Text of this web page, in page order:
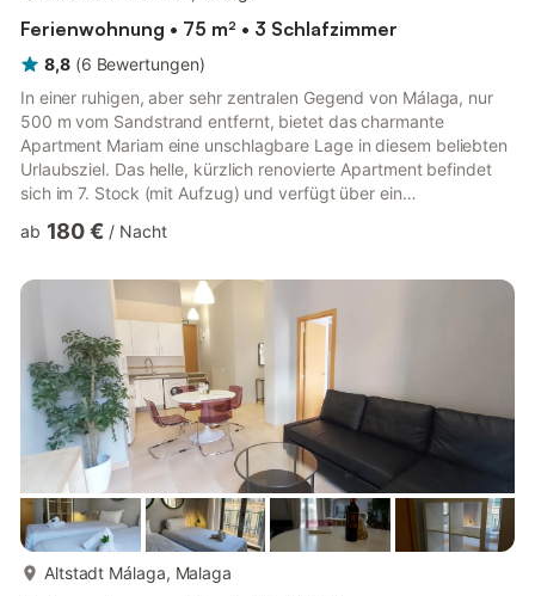
Ferienwohnung • 75 m² • 3 Schlafzimmer
8,8 (6 Bewertungen)
In einer ruhigen, aber sehr zentralen Gegend von Málaga, nur
500 m vom Sandstrand entfernt, bietet das charmante
Apartment Mariam eine unschlagbare Lage in diesem beliebten
Urlaubsziel. Das helle, kürzlich renovierte Apartment befindet
sich im 7. Stock (mit Aufzug) und verfügt über ein
Geschirrspüler, 3 Schlafzimmer (2 mit je einem Bett, eines
weiteres Schlafzimmer mit Doppelbett) sowie ein Badezimmer –
ideal für 4 Personen. Das kinderfreundliche Apartment bietet
außerdem Klimaanlage...
ab 180 € / Nacht
Altstadt Málaga, Malaga